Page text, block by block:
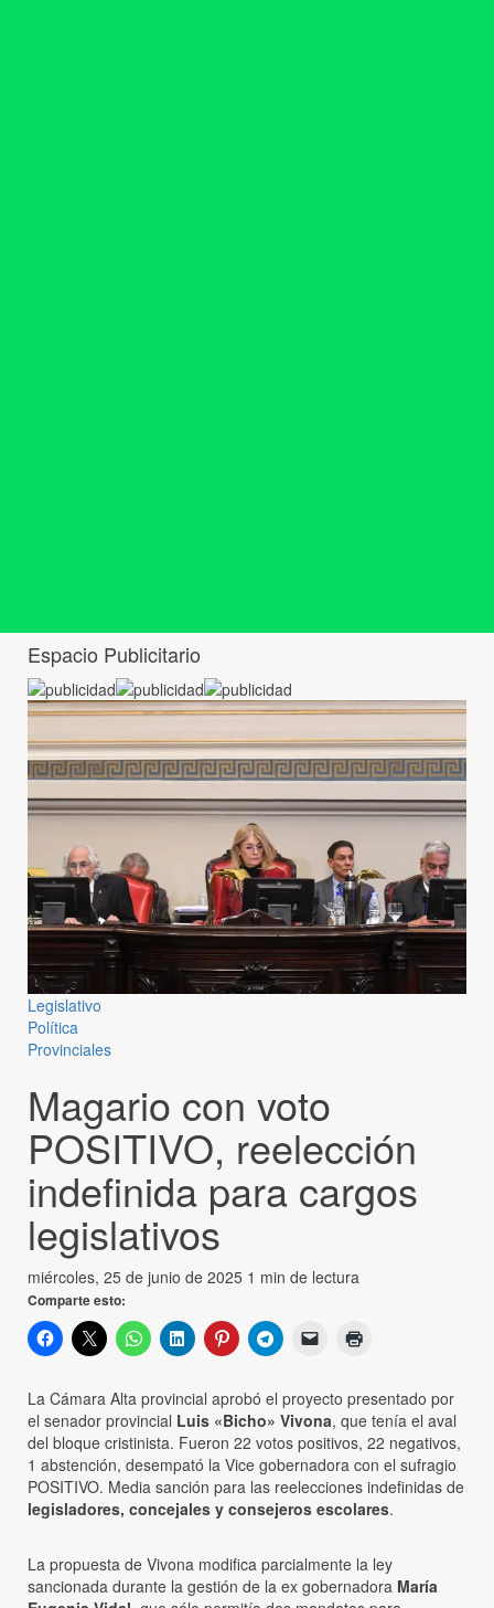
Espacio Publicitario
Legislativo
Política
Provinciales
Magario con voto
POSITIVO, reelección
indefinida para cargos
legislativos
miércoles, 25 de junio de 2025 1 min de lectura
Comparte esto:
La Cámara Alta provincial aprobó el proyecto presentado por
el senador provincial Luis «Bicho» Vivona, que tenía el aval
del bloque cristinista. Fueron 22 votos positivos, 22 negativos,
1 abstención, desempató la Vice gobernadora con el sufragio
POSITIVO. Media sanción para las reelecciones indefinidas de
legisladores, concejales y consejeros escolares.
La propuesta de Vivona modifica parcialmente la ley
sancionada durante la gestión de la ex gobernadora María